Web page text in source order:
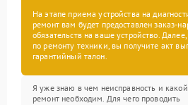
На этапе приема устройства на
ремонт вам будет предоставлен заказ-
обязательств на ваше устройство.
по ремонту техники, вы получите акт
гарантийный талон.
Я уже знаю в чем неисправность и какой
ремонт необходим. Для чего проводить